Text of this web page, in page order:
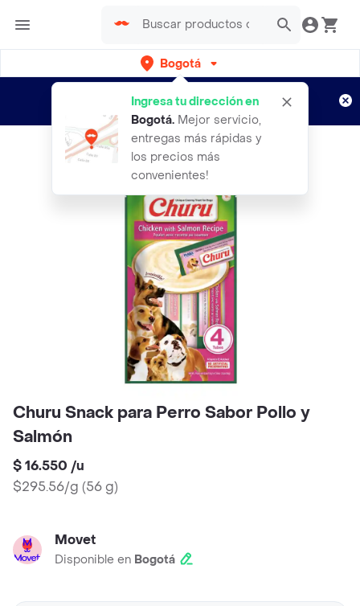
Bogotá
Ingresa tu dirección en
Bogotá. Mejor servicio,
entregas más rápidas y
los precios más
convenientes!
envíos gratis por semanas
Aplican TyC
Churu Snack para Perro Sabor Pollo y
Salmón
$ 16.550 /u
$295.56/g (56 g)
Movet
Disponible en Bogotá